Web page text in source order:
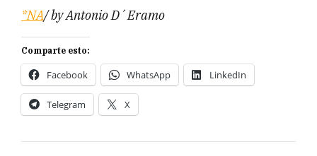
*NA/ by Antonio D´Eramo
Comparte esto:
Facebook WhatsApp LinkedIn
Telegram X